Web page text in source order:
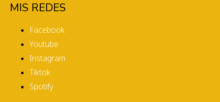
MIS REDES
Facebook
Youtube
Instagram
Tiktok
Spotify